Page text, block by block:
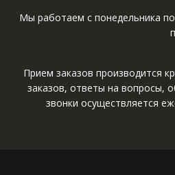
Мы работаем с понедельника
Прием заказов производится
заказов, ответы на вопросы,
звонки осуществляется